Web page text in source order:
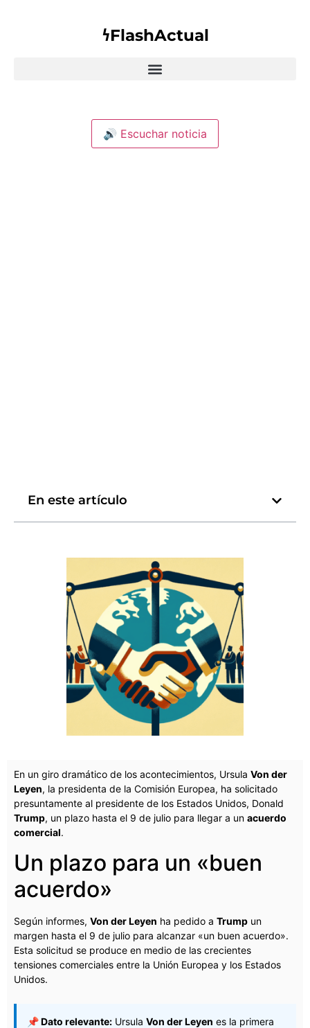
𐓏FlashActual
🔊 Escuchar noticia
En este artículo
En un giro dramático de los acontecimientos, Ursula Von der
Leyen, la presidenta de la Comisión Europea, ha solicitado
presuntamente al presidente de los Estados Unidos, Donald
Trump, un plazo hasta el 9 de julio para llegar a un acuerdo
comercial.
Un plazo para un «buen
acuerdo»
Según informes, Von der Leyen ha pedido a Trump un
margen hasta el 9 de julio para alcanzar «un buen acuerdo».
Esta solicitud se produce en medio de las crecientes
tensiones comerciales entre la Unión Europea y los Estados
Unidos.
📌 Dato relevante: Ursula Von der Leyen es la primera